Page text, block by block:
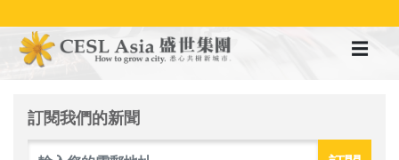
至
訂閱我們的新聞